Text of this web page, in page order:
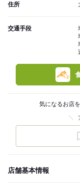
住所
交通手段
気になるお店
店舗基本情報